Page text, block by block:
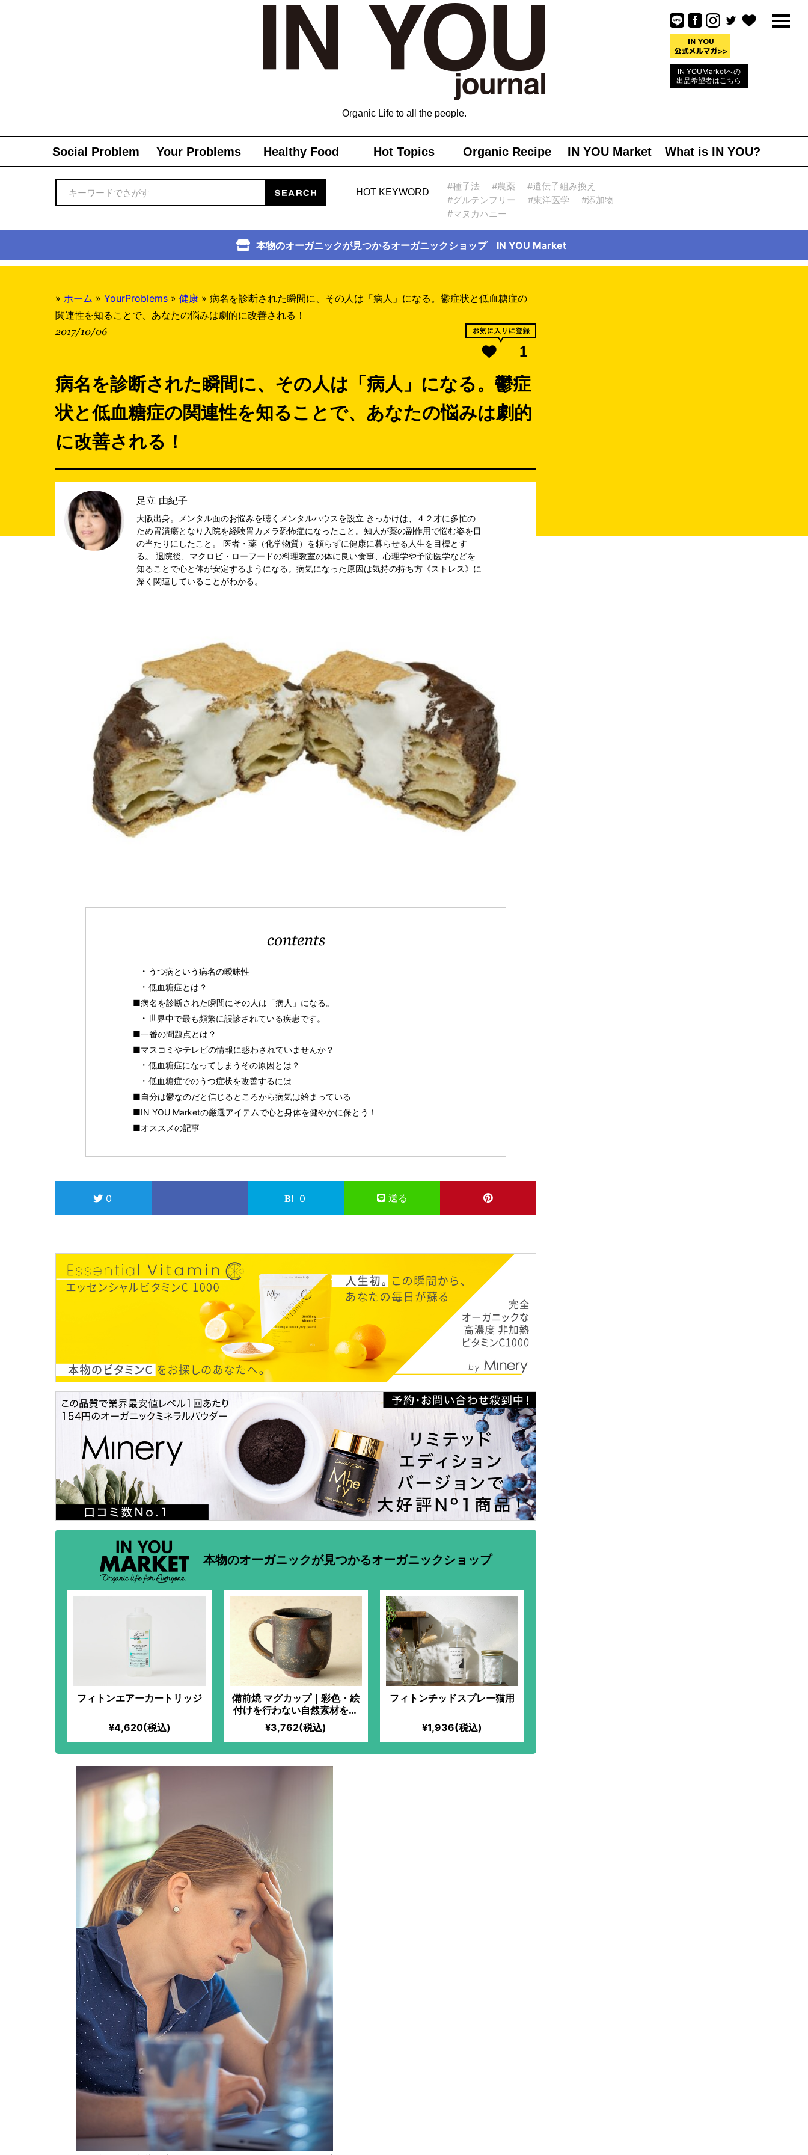
IN YOUMarketへの
出品希望者はこちら
Organic Life to all the people.
Social Problem Your Problems Healthy Food Hot Topics Organic Recipe IN YOU Market What is IN YOU?
HOT KEYWORD
#種子法 #農薬
#遺伝子組み換え
#グルテンフリー
#東洋医学
#添加物
#マヌカハニー
本物のオーガニックが見つかるオーガニックショップ IN YOU Market
» ホーム » YourProblems » 健康 » 病名を診断された瞬間に、その人は「病人」になる。鬱症状と低血糖症の
関連性を知ることで、あなたの悩みは劇的に改善される！
2017/10/06
1
病名を診断された瞬間に、その人は「病人」になる。鬱症
状と低血糖症の関連性を知ることで、あなたの悩みは劇的
に改善される！
足立 由紀子
大阪出身。メンタル面のお悩みを聴くメンタルハウスを設立 きっかけは、４２才に多忙の
ため胃潰瘍となり入院を経験胃カメラ恐怖症になったこと。知人が薬の副作用で悩む姿を目
の当たりにしたこと。 医者・薬（化学物質）を頼らずに健康に暮らせる人生を目標とす
る。 退院後、マクロビ・ローフードの料理教室の体に良い食事、心理学や予防医学などを
知ることで心と体が安定するようになる。病気になった原因は気持の持ち方《ストレス》に
深く関連していることがわかる。
contents
うつ病という病名の曖昧性
低血糖症とは？
■病名を診断された瞬間にその人は「病人」になる。
世界中で最も頻繁に誤診されている疾患です。
■一番の問題点とは？
■マスコミやテレビの情報に惑わされていませんか？
低血糖症になってしまうその原因とは？
低血糖症でのうつ症状を改善するには
■自分は鬱なのだと信じるところから病気は始まっている
■IN YOU Marketの厳選アイテムで心と身体を健やかに保とう！
■オススメの記事
0 0 送る
本物のオーガニックが見つかるオーガニックショップ
フィトンエアーカートリッジ
¥4,620(税込)
備前焼 マグカップ｜彩色・絵
付けを行わない自然素材を活
かした焼き物。独特の色味
で、使うたびに風合いが変
化！古より続く「備前焼窯元
六姓」直系の窯元が、代々受
け継がれてきた陶技を活かし
¥3,762(税込)
フィトンチッドスプレー猫用
¥1,936(税込)